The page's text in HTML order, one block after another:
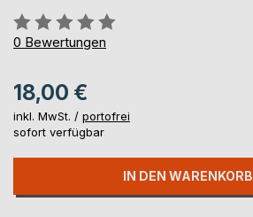
Bewertung::
0%
0 Bewertungen
18,00 €
inkl. MwSt. / portofrei
sofort verfügbar
IN DEN WARENKORB